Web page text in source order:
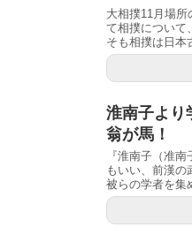
大相撲11月場所
て相撲について
そも相撲は日本
淮南子より
翁が馬！
『淮南子（准
もいい、前漢の
被らの学者を集